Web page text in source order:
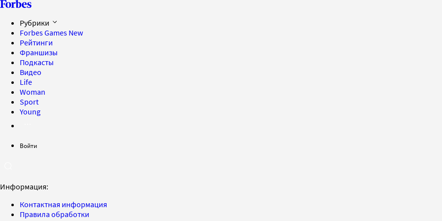
Рубрики
Forbes Games New
Рейтинги
Франшизы
Подкасты
Видео
Life
Woman
Sport
Young
Войти
Информация:
Контактная информация
Правила обработки